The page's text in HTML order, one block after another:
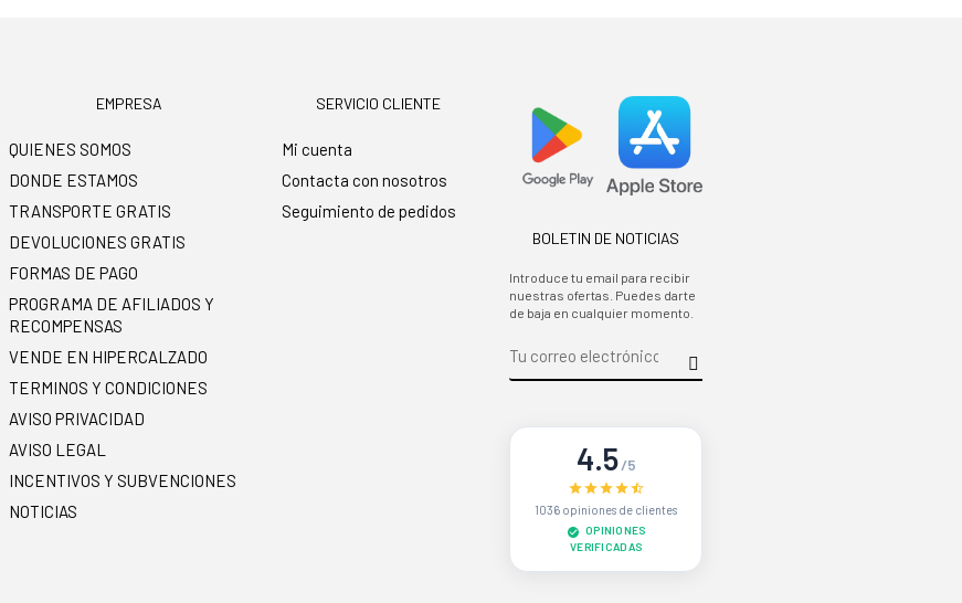
EMPRESA
QUIENES SOMOS
DONDE ESTAMOS
TRANSPORTE GRATIS
DEVOLUCIONES GRATIS
FORMAS DE PAGO
PROGRAMA DE AFILIADOS Y
RECOMPENSAS
VENDE EN HIPERCALZADO
TERMINOS Y CONDICIONES
AVISO PRIVACIDAD
AVISO LEGAL
INCENTIVOS Y SUBVENCIONES
NOTICIAS
SERVICIO CLIENTE
Mi cuenta
Contacta con nosotros
Seguimiento de pedidos
BOLETIN DE NOTICIAS
Introduce tu email para recibir
nuestras ofertas. Puedes darte
de baja en cualquier momento.
4.5/5
1036 opiniones de clientes
OPINIONES
VERIFICADAS